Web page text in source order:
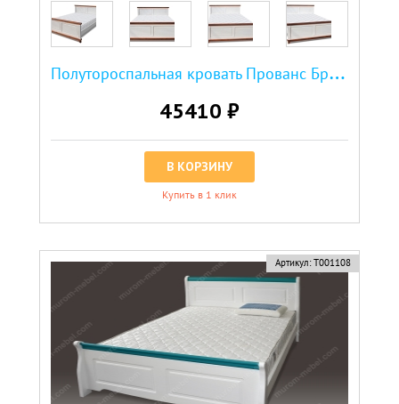
П
олутороспальная кровать Прованс Браво
45410 ₽
В КОРЗИНУ
Купить в 1 клик
Артикул: Т001108